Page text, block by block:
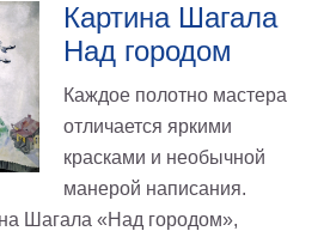
Картина Шагала
Над городом
Каждое полотно мастера
отличается яркими
красками и необычной
манерой написания.
Шагала «Над городом»,